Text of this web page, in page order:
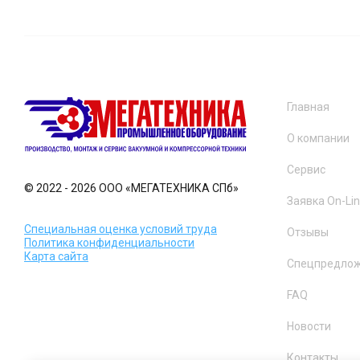
© 2022 - 2026 ООО «МЕГАТЕХНИКА СПб»
Специальная оценка условий труда
Политика конфиденциальности
Карта сайта
Главная
О компании
Сервис
Заявка On-
Отзывы
FAQ
Новости